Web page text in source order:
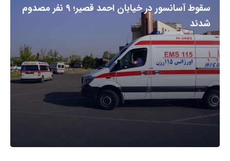
سقوط آسانسور در خیابان احمد قصیر؛ ۹ نفر مصدوم
شدند